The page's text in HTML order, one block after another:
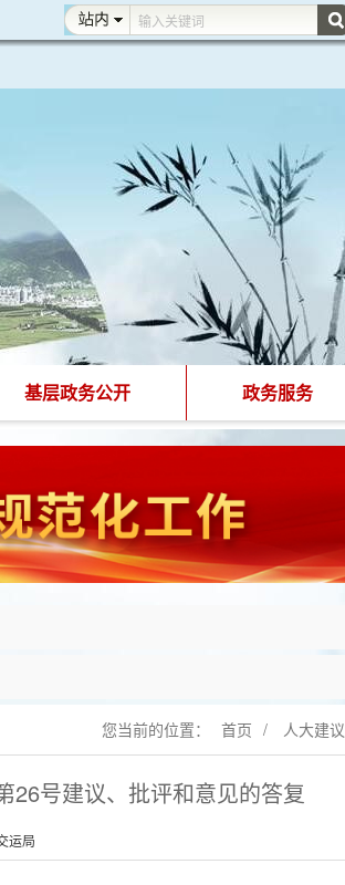
基层政务公开 政务服务
您当前的位置： 首页 / 人大建议
26号建议、批评和意见的答复
运局